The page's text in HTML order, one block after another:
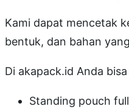
Kami dapat mencetak
bentuk, dan bahan
Di akapack.id Anda
Standing pouch